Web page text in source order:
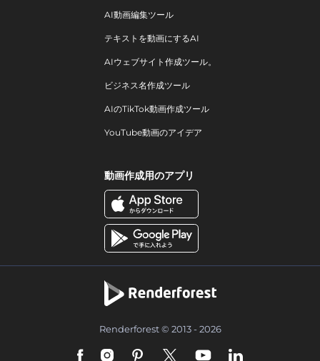
AI動画編集ツール
テキストを動画にするAI
AIウェブサイト作成ツール。
ビジネス名作成ツール
AIのTikTok動画作成ツール
YouTube動画のアイデア
動画作成用のアプリ
Renderforest © 2013 - 2026